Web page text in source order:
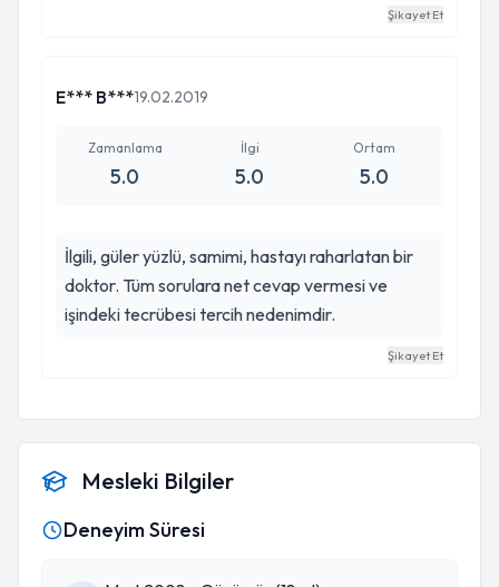
Şikayet Et
E*** B***19.02.2019
Zamanlama
5.0
İlgi
5.0
Ortam
5.0
İlgili, güler yüzlü, samimi, hastayı raharlatan bir
doktor. Tüm sorulara net cevap vermesi ve
işindeki tecrübesi tercih nedenimdir.
Şikayet Et
Mesleki Bilgiler
Deneyim Süresi